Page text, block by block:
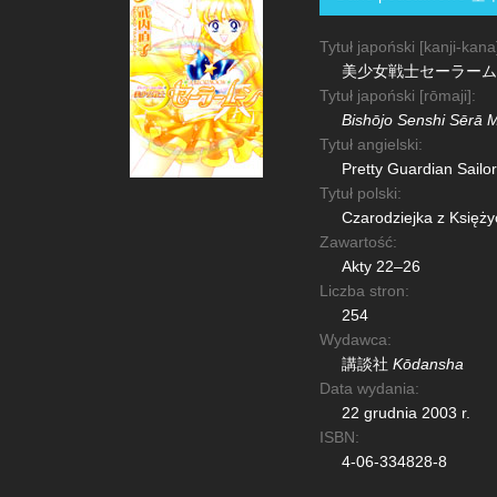
Tytuł japoński [kanji-
美少女戦士セーラー
Tytuł japoński [rōmaji]:
Bishōjo Senshi Sērā
Tytuł angielski:
Pretty Guardian
Tytuł polski:
Czarodziejka z
Zawartość:
Akty 22–26
Liczba stron:
254
Wydawca:
講談社 Kōdansha
Data wydania:
22 grudnia 2003 r.
ISBN:
4-06-334828-8